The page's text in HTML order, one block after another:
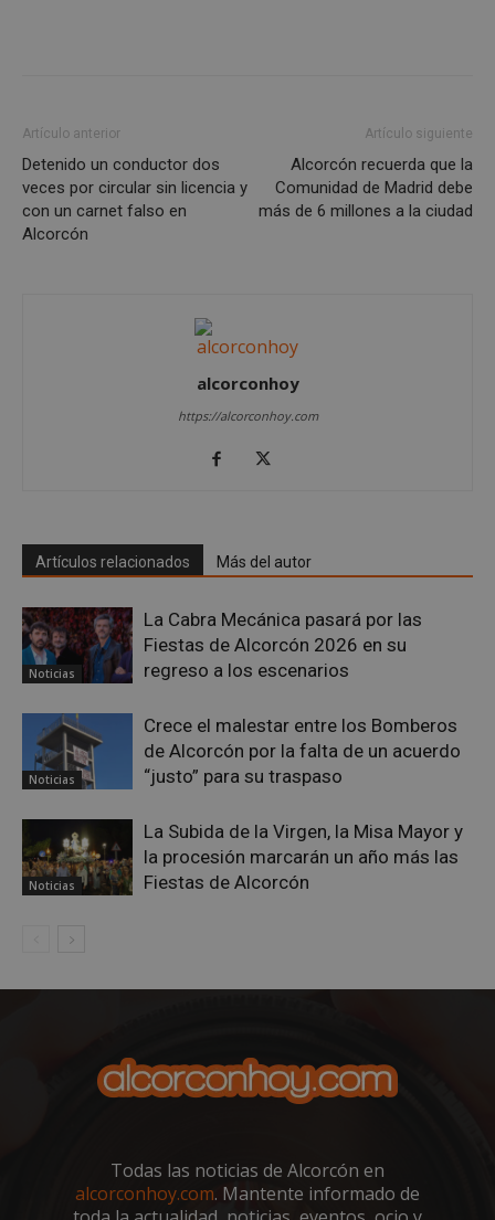
Artículo anterior
Detenido un conductor dos
veces por circular sin licencia y
con un carnet falso en
Alcorcón
Artículo siguiente
Alcorcón recuerda que la
Comunidad de Madrid debe
más de 6 millones a la ciudad
alcorconhoy
https://alcorconhoy.com
Artículos relacionados Más del autor
Noticias
La Cabra Mecánica pasará por las
Fiestas de Alcorcón 2026 en su
regreso a los escenarios
Noticias
Crece el malestar entre los Bomberos
de Alcorcón por la falta de un acuerdo
“justo” para su traspaso
Noticias
La Subida de la Virgen, la Misa Mayor y
la procesión marcarán un año más las
Fiestas de Alcorcón
Todas las noticias de Alcorcón en
alcorconhoy.com. Mantente informado de
VISITOR_PRIVACY_METADATA
YouTube
.youtube.com